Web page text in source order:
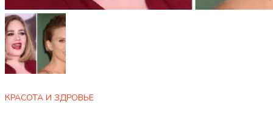
КРАСОТА И ЗДРОВЬЕ